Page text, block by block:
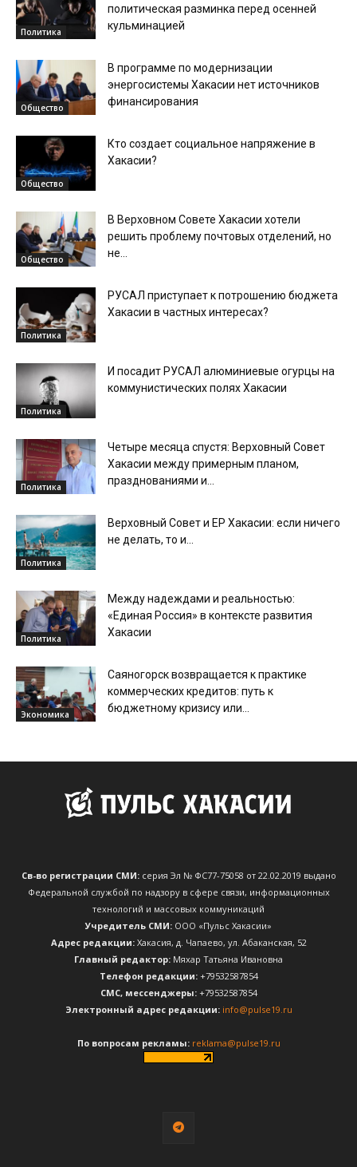
Политика
политическая разминка перед осенней
кульминацией
Общество
В программе по модернизации
энергосистемы Хакасии нет источников
финансирования
Общество
Кто создает социальное напряжение в
Хакасии?
Общество
В Верховном Совете Хакасии хотели
решить проблему почтовых отделений, но
не...
Политика
РУСАЛ приступает к потрошению бюджета
Хакасии в частных интересах?
Политика
И посадит РУСАЛ алюминиевые огурцы на
коммунистических полях Хакасии
Политика
Четыре месяца спустя: Верховный Совет
Хакасии между примерным планом,
празднованиями и...
Политика
Верховный Совет и ЕР Хакасии: если ничего
не делать, то и...
Политика
Между надеждами и реальностью:
«Единая Россия» в контексте развития
Хакасии
Экономика
Саяногорск возвращается к практике
коммерческих кредитов: путь к
бюджетному кризису или...
Св-во регистрации СМИ:серия Эл № ФС77-75058 от 22.02.2019 выдано
Федеральной службой по надзору в сфере связи, информационных
технологий и массовых коммуникаций
Учредитель СМИ: ООО «Пульс Хакасии»
Адрес редакции:Хакасия, д. Чапаево, ул. Абаканская, 52
Главный редактор: Мяхар Татьяна Ивановна
Телефон редакции:+79532587854
CМС, мессенджеры:+79532587854
Электронный адрес редакции: info@pulse19.ru
По вопросам рекламы: reklama@pulse19.ru